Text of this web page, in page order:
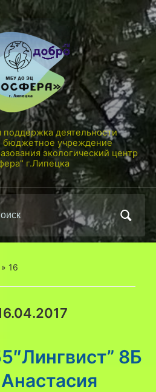
деятельности
бюджетное учреждение
экологический центр
г.Липецка
» 16
8Б